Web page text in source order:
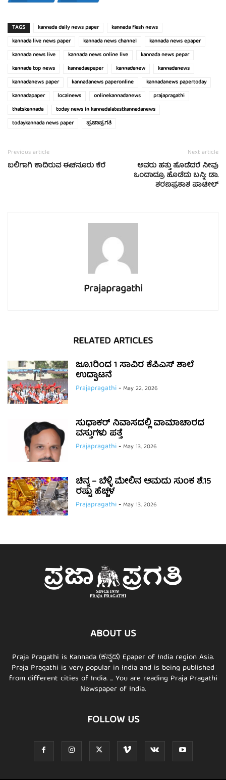
TAGS kannada daily news paper
kannada flash news
kannada live news paper
kannada news channel
kannada news epaper
kannada news live
kannada news online live
kannada news pepar
kannada top news
kannadaepaper kannadanew
kannadanews
kannadanews paper
kannadanews paperonline
kannadanews papertoday
kannadapaper
localnews onlinekannadanews
prajapragathi
thatskannada
today news in kannadalatestkannadanews
todaykannada news paper
ಪ್ರಜಾಪ್ರಗತಿ
Previous article
ಬಲಿಗಾಗಿ ಕಾದಿರುವ ಈಚನೂರು ಕೆರೆ
Next article
ಅವರು ಹತ್ತು ಹೊಡೆದರೆ ನೀವು
ಒಂದಾದ್ರೂ ಹೊಡೆದು ಬನ್ನಿ: ಡಾ.
ಶರಣಪ್ರಕಾಶ ಪಾಟೀಲ್
Prajapragathi
RELATED ARTICLES
ಜೂ.1ರಿಂದ 1 ಸಾವಿರ ಕೆಪಿಎಸ್ ಶಾಲೆ
ಉದ್ಘಾಟನೆ
Prajapragathi- May 22, 2026
ಸುಧಾಕರ್ ನಿವಾಸದಲ್ಲಿ ವಾಮಾಚಾರದ
ವಸ್ತುಗಳು ಪತ್ತೆ
Prajapragathi- May 13, 2026
ಚಿನ್ನ – ಬೆಳ್ಳಿ ಮೇಲಿನ ಆಮದು ಸುಂಕ ಶೆ.15
ರಷ್ಟು ಹೆಚ್ಚಳ
Prajapragathi- May 13, 2026
ABOUT US
Praja Pragathi is Kannada (ಕನ್ನಡ) Epaper of India region Asia.
Praja Pragathi is very popular in India and is being published
from different cities of India. ... You are reading Praja Pragathi
Newspaper of India.
FOLLOW US